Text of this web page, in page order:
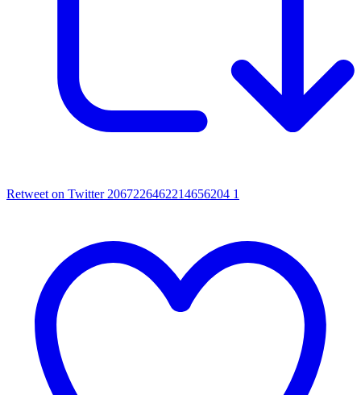
Retweet on Twitter 2067226462214656204 1